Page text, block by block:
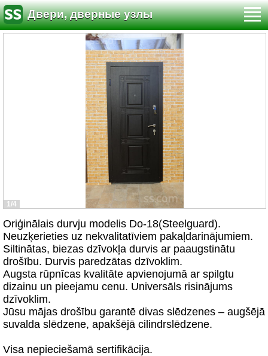
Двери, дверные узлы
1/4
Oriģinālais durvju modelis Do-18(Steelguard).
Neuzķerieties uz nekvalitatīviem pakaļdarinājumiem.
Siltinātas, biezas dzīvokļa durvis ar paaugstinātu
drošību. Durvis paredzātas dzīvoklim.
Augsta rūpnīcas kvalitāte apvienojumā ar spilgtu
dizainu un pieejamu cenu. Universāls risinājums
dzīvoklim.
Jūsu mājas drošību garantē divas slēdzenes – augšējā
suvalda slēdzene, apakšējā cilindrslēdzene.
Visa nepieciešamā sertifikācija.